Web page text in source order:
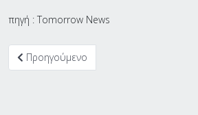
πηγή : Tomorrow News
Προηγούμενο άρθρο: "Η
Προηγούμενο